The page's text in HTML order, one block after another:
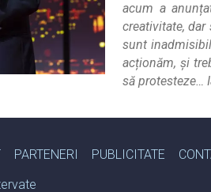
acum a
creativitate, dar
sunt
acționăm, și
să protesteze…
PARTENERI PUBLICITATE